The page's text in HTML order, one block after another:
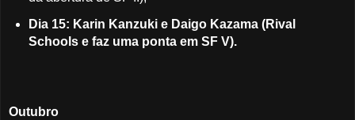
Dia 15: Karin Kanzuki e Daigo Kazama (Rival
Schools e faz uma ponta em SF V).
Outubro